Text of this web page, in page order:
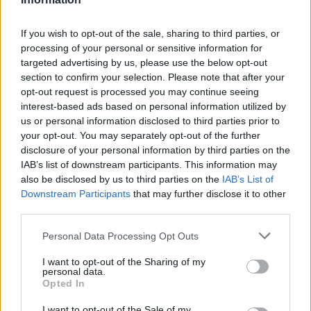
If you wish to opt-out of the sale, sharing to third parties, or
processing of your personal or sensitive information for
targeted advertising by us, please use the below opt-out
section to confirm your selection. Please note that after your
opt-out request is processed you may continue seeing
interest-based ads based on personal information utilized by
us or personal information disclosed to third parties prior to
your opt-out. You may separately opt-out of the further
disclosure of your personal information by third parties on the
IAB’s list of downstream participants. This information may
also be disclosed by us to third parties on the IAB’s List of
Downstream Participants that may further disclose it to other
Personal Data Processing Opt Outs
I want to opt-out of the Sharing of my
personal data.
Opted In
swoje plany związane z Counter-Strikiem 2. A to
oznacza, że wiemy już, kiedy nowa produkcja
zadebiutuje na esportowym lanie od EFG. Stanie się to
16 października, bo właśnie wtedy rozpocznie się Intel
Extreme Masters Sydney 2023! W Australii gracze, w
tym Paweł "dycha" Dycha (ENCE), Janusz "Snax"
Pogorzelski (GamerLegion), Szymon "kRaSnaL" Mrozek
(Monte) oraz Kamil "siuhy" Szkaradek (MOUZ),
rywalizować będą już w środowisku CS2. Wcześniej
natomiast dopiero co wydana produkcja pojawi się na
zawodach odbywających się w internecie.
kolejną aktualizację
Już podczas zaplanowanych na przyszły tydzień
eliminacji do ESL Challenger Jönköping Counter-Strike